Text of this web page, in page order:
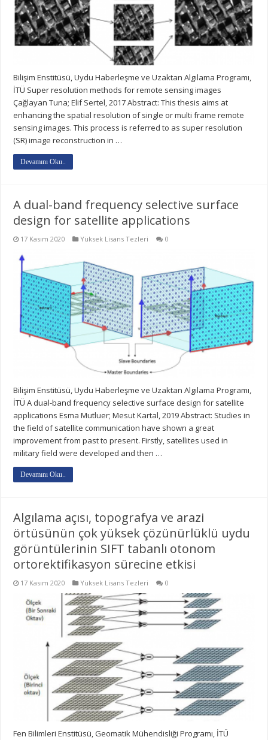
Bilişim Enstitüsü, Uydu Haberleşme ve Uzaktan Algılama Programı,
İTÜ Super resolution methods for remote sensing images
Çağlayan Tuna; Elif Sertel, 2017 Abstract: This thesis aims at
enhancing the spatial resolution of single or multi frame remote
sensing images. This process is referred to as super resolution
(SR) image reconstruction in …
Devamını Oku..
A dual-band frequency selective surface
design for satellite applications
17 Kasım 2020 Yüksek Lisans Tezleri 0
Bilişim Enstitüsü, Uydu Haberleşme ve Uzaktan Algılama Programı,
İTÜ A dual-band frequency selective surface design for satellite
applications Esma Mutluer; Mesut Kartal, 2019 Abstract: Studies in
the field of satellite communication have shown a great
improvement from past to present. Firstly, satellites used in
military field were developed and then …
Devamını Oku..
Algılama açısı, topografya ve arazi
örtüsünün çok yüksek çözünürlüklü uydu
görüntülerinin SIFT tabanlı otonom
ortorektifikasyon sürecine etkisi
17 Kasım 2020 Yüksek Lisans Tezleri 0
Fen Bilimleri Enstitüsü, Geomatik Mühendisliği Programı, İTÜ